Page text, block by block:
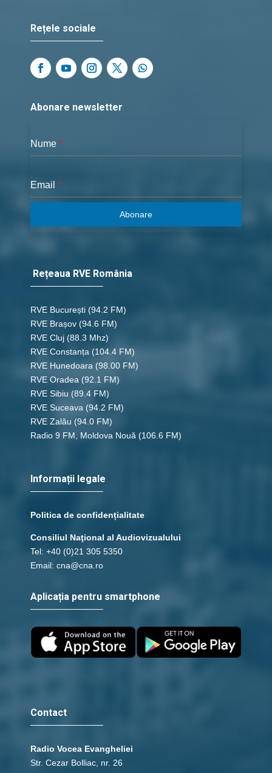
Rețele sociale
Abonare newsletter
Nume *
Email *
Abonare
Rețeaua RVE România
RVE București (94.2 FM)
RVE Brașov (94.6 FM)
RVE Cluj (88.3 Mhz)
RVE Constanța (104.4 FM)
RVE Hunedoara (98.00 FM)
RVE Oradea (92.1 FM)
RVE Sibiu (89.4 FM)
RVE Suceava (94.2 FM)
RVE Zalău (94.0 FM)
Radio 9 FM, Moldova Nouă (106.6 FM)
Informații legale
Politica de confidențialitate
Consiliul Naţional al Audiovizualului
Tel: +40 (0)21 305 5350
Email: cna@cna.ro
Aplicația pentru smartphone
Contact
Radio Vocea Evangheliei
Str. Cezar Bolliac, nr. 26